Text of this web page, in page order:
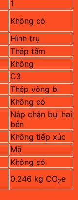
1
Không có
Hình trụ
Thép tấm
Không
C3
Thép vòng bi
Không có
Nắp chắn bụi hai
bên
Không tiếp xúc
Mỡ
Không có
0.246 kg CO2e